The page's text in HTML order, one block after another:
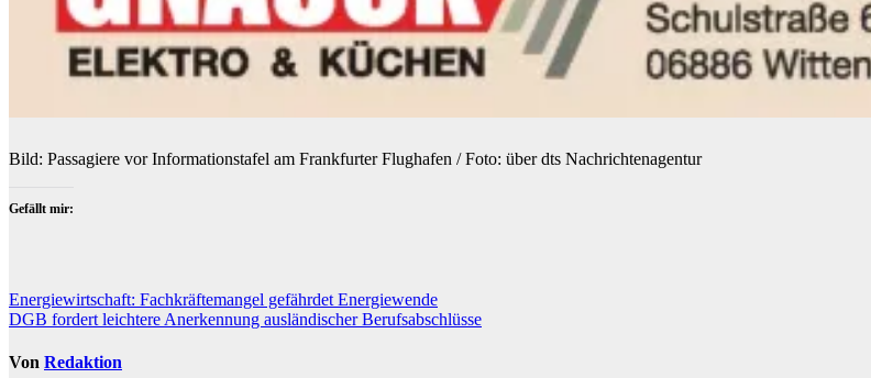
Bild: Passagiere vor Informationstafel am Frankfurter Flughafen / Foto: über dts Nachrichtenagentur
Gefällt mir:
Beitragsnavigation
Energiewirtschaft: Fachkräftemangel gefährdet Energiewende
DGB fordert leichtere Anerkennung ausländischer Berufsabschlüsse
Von Redaktion